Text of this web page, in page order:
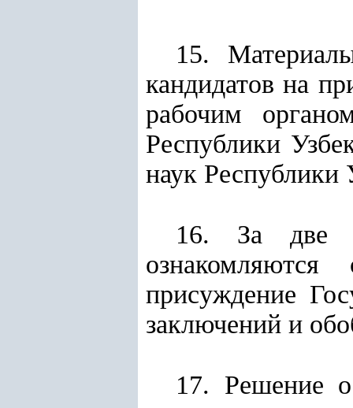
15.
кандидатов на
рабочим
Республики
наук Республики
16. За две
присуждение
заключений и
17. Решение о